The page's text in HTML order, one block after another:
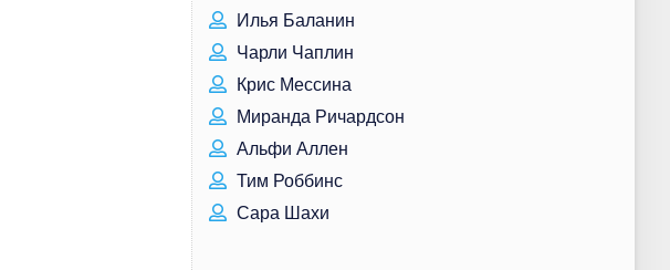
Илья Баланин
Чарли Чаплин
Крис Мессина
Миранда Ричардсон
Альфи Аллен
Тим Роббинс
Сара Шахи